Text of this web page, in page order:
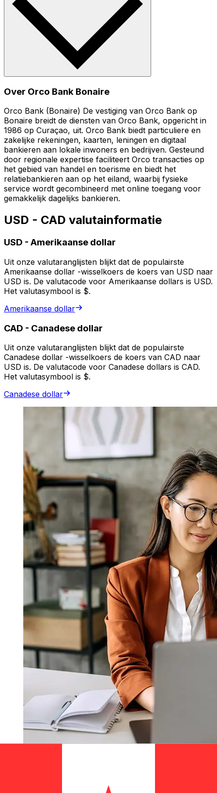
Over Orco Bank Bonaire
Orco Bank (Bonaire) De vestiging van Orco Bank op
Bonaire breidt de diensten van Orco Bank, opgericht in
1986 op Curaçao, uit. Orco Bank biedt particuliere en
zakelijke rekeningen, kaarten, leningen en digitaal
bankieren aan lokale inwoners en bedrijven. Gesteund
door regionale expertise faciliteert Orco transacties op
het gebied van handel en toerisme en biedt het
relatiebankieren aan op het eiland, waarbij fysieke
service wordt gecombineerd met online toegang voor
gemakkelijk dagelijks bankieren.
USD - CAD valutainformatie
USD - Amerikaanse dollar
Uit onze valutaranglijsten blijkt dat de populairste
Amerikaanse dollar -wisselkoers de koers van USD naar
USD is. De valutacode voor Amerikaanse dollars is USD.
Het valutasymbool is $.
Amerikaanse dollar
CAD - Canadese dollar
Uit onze valutaranglijsten blijkt dat de populairste
Canadese dollar -wisselkoers de koers van CAD naar
USD is. De valutacode voor Canadese dollars is CAD.
Het valutasymbool is $.
Canadese dollar